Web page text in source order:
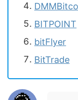
BITPOINT
bitFlyer
BitTrade